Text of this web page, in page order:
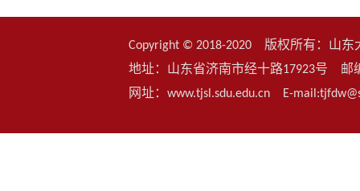
Copyright © 2018-2020 版权所有：山
地址：山东省济南市经十路17923号 邮
网址：www.tjsl.sdu.edu.cn E-